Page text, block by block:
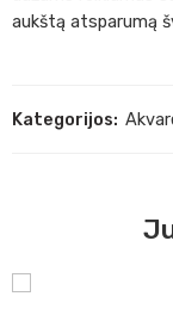
aukštą atsparumą
Kategorijos: